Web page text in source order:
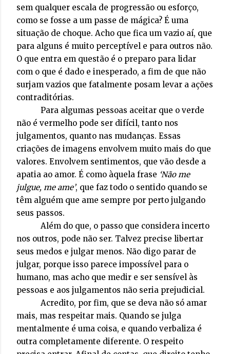
sem qualquer escala de progressão ou esforço,
como se fosse a um passe de mágica? É uma
situação de choque. Acho que fica um vazio aí, que
para alguns é muito perceptível e para outros não.
O que entra em questão é o preparo para lidar
com o que é dado e inesperado, a fim de que não
surjam vazios que fatalmente posam levar a ações
contraditórias.
Para algumas pessoas aceitar que o verde
não é vermelho pode ser difícil, tanto nos
julgamentos, quanto nas mudanças. Essas
criações de imagens envolvem muito mais do que
valores. Envolvem sentimentos, que vão desde a
apatia ao amor. É como àquela frase ‘Não me
julgue, me ame’, que faz todo o sentido quando se
têm alguém que ame sempre por perto julgando
seus passos.
Além do que, o passo que considera incerto
nos outros, pode não ser. Talvez precise libertar
seus medos e julgar menos. Não digo parar de
julgar, porque isso parece impossível para o
humano, mas acho que medir e ser sensível às
pessoas e aos julgamentos não seria prejudicial.
Acredito, por fim, que se deva não só amar
mais, mas respeitar mais. Quando se julga
mentalmente é uma coisa, e quando verbaliza é
outra completamente diferente. O respeito